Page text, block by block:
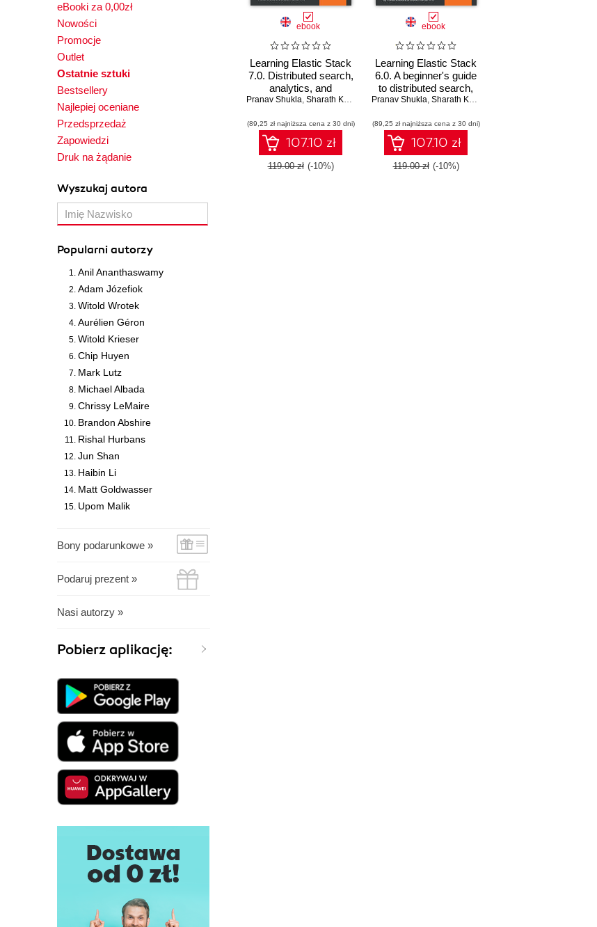
eBooki za 0,00zł
Nowości
Promocje
Outlet
Ostatnie sztuki
Bestsellery
Najlepiej oceniane
Przedsprzedaż
Zapowiedzi
Druk na żądanie
Wyszukaj autora
Popularni autorzy
Anil Ananthaswamy
Adam Józefiok
Witold Wrotek
Aurélien Géron
Witold Krieser
Chip Huyen
Mark Lutz
Michael Albada
Chrissy LeMaire
Brandon Abshire
Rishal Hurbans
Jun Shan
Haibin Li
Matt Goldwasser
Upom Malik
Bony podarunkowe »
Podaruj prezent »
Nasi autorzy »
Pobierz aplikację:
ebook
Learning Elastic Stack
7.0. Distributed search,
analytics, and
visualization using
Logstash, Beats, and
Kibana - Second Edition
Pranav Shukla, Sharath Kumar
(89,25 zł najniższa cena z 30 dni)
107.10 zł
119.00 zł (-10%)
ebook
Learning Elastic Stack
6.0. A beginner's guide
to distributed search,
analytics, and
Elasticsearch,
Logstash and Kibana
Pranav Shukla, Sharath Kumar
(89,25 zł najniższa cena z 30 dni)
107.10 zł
119.00 zł (-10%)